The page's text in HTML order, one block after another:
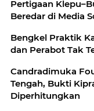
Pertigaan
Beredar di Media
Bengkel Praktik
dan Perabot Tak
Candradimuka
Tengah, Bukti
Diperhitungkan